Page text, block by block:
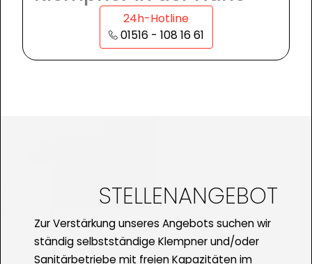
24h-Hotline
01516 - 108 16 61
STELLENANGEBOT
Zur Verstärkung unseres Angebots suchen wir
ständig selbstständige Klempner und/oder
Sanitärbetriebe mit freien Kapazitäten im